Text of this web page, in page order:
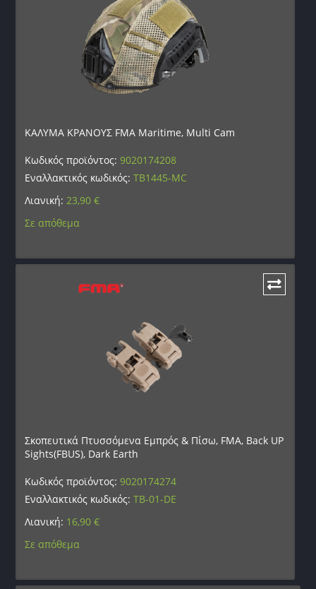
ΚΑΛΥΜΑ ΚΡΑΝΟΥΣ FMA Maritime, Multi Cam
Κωδικός προϊόντος:9020174208
Εναλλακτικός κωδικός:TB1445-MC
Λιανική:23,90€
Σε απόθεμα
Σκοπευτικά Πτυσσόμενα Εμπρός & Πίσω, FMA, Back UP
Sights(FBUS), Dark Earth
Κωδικός προϊόντος:9020174274
Εναλλακτικός κωδικός:TB-01-DE
Λιανική: 16,90€
Σε απόθεμα